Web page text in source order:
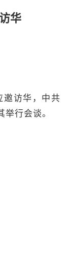
华
访华，中共
行会谈。